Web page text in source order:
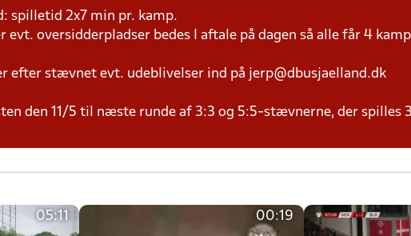
spilletid 2x7 min pr. kamp.
evt. oversidderpladser bedes I aftale på dagen så alle får 4
efter stævnet evt. udeblivelser ind på jerp@dbusjaelland.dk
den 11/5 til næste runde af 3:3 og 5:5-stævnerne, der spilles
05:11 00:19